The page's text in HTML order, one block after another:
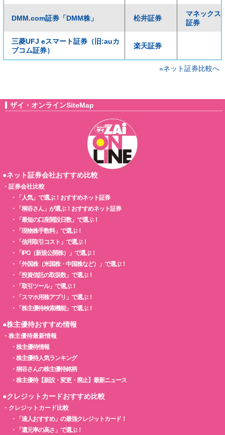
DMM.com証券「DMM株」 松井証券
マネックス
証券
三菱UFJ eスマート証券（旧:auカ
ブコム証券）
楽天証券
»ネット証券比較へ
ザイ・オンラインSiteMap
●ネット証券会社おすすめ比較
・ 証券会社比較
・
「人気」で選ぶ！おすすめネット証券
・
「桐谷さん」が選ぶ！おすすめネット証券
・
「最短の口座開設日数」で選ぶ！
・
「現物株手数料」で選ぶ！
・
「信用取引コスト」で選ぶ！
・
「IPO（新規公開株）」で選ぶ！
・
「外国株（米国株・中国株など）」で選ぶ！
・
「投資信託の取扱数」で選ぶ！
・
「取引ツール」で選ぶ！
・
「スマホ用株アプリ」で選ぶ！
・
「株主優待検索機能」で選ぶ！
●株主優待おすすめ情報
・ 株主優待最新情報
・ 株主優待情報
・ 株主優待人気ランキング
・ 桐谷さんの株主優待銘柄
・ 株主優待【新設・変更・廃止】最新ニュース
●クレジットカードおすすめ比較
・ クレジットカード比較
・
「達人おすすめ」の最強クレジットカード！
・
「還元率の高さ」で選ぶ！